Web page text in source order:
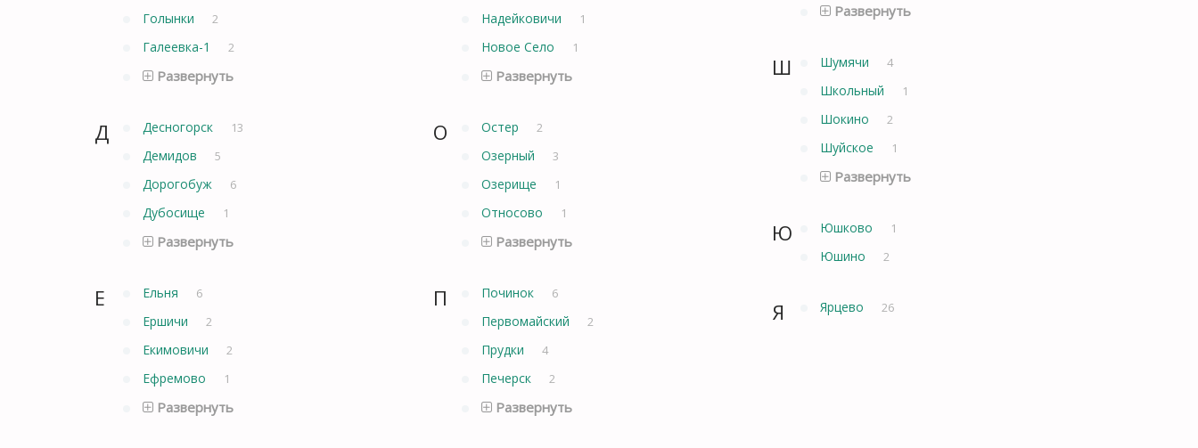
Голынки 2
Галеевка-1 2
Развернуть
Д Десногорск 13
Демидов 5
Дорогобуж 6
Дубосище 1
Развернуть
Е Ельня 6
Ершичи 2
Екимовичи 2
Ефремово 1
Развернуть
Надейковичи 1
Новое Село 1
Развернуть
О Остер 2
Озерный 3
Озерище 1
Относово 1
Развернуть
П Починок 6
Первомайский 2
Прудки 4
Печерск 2
Развернуть
Развернуть
Ш Шумячи 4
Школьный 1
Шокино 2
Шуйское 1
Развернуть
Ю Юшково 1
Юшино 2
Я Ярцево 26